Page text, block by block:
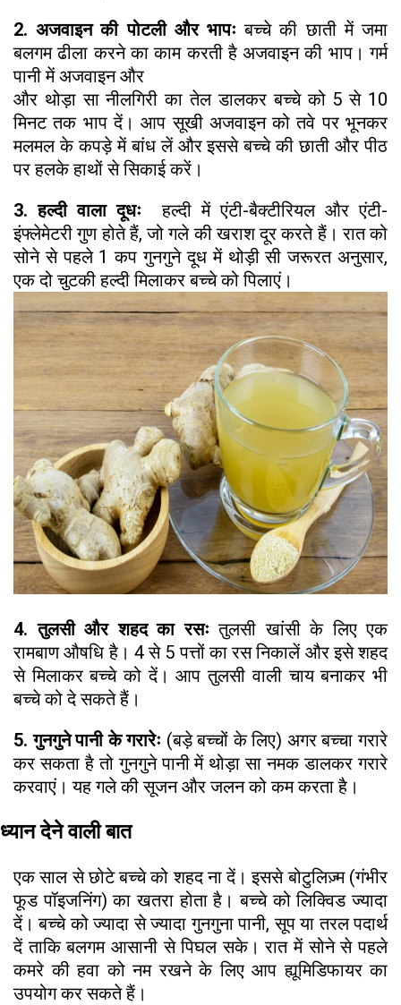
2. अजवाइन की पोटली और भापःबच्चे की छाती में जमा
बलगम ढीला करने का काम करती है अजवाइन की भाप। गर्म
पानी में अजवाइन और
और थोड़ा सा नीलगिरी का तेल डालकर बच्चे को 5 से 10
मिनट तक भाप दें। आप सूखी अजवाइन को तवे पर भूनकर
मलमल के कपड़े में बांध लें और इससे बच्चे की छाती और पीठ
पर हलके हाथों से सिकाई करें।
3. हल्दी वाला दूधः
हल्दी में एंटी-बैक्टीरियल और एंटी-
इंफ्लेमेटरी गुण होते हैं, जो गले की खराश दूर करते हैं। रात को
सोने से पहले 1 कप गुनगुने दूध में थोड़ी सी जरूरत अनुसार,
एक दो चुटकी हल्दी मिलाकर बच्चे को पिलाएं।
4. तुलसी और शहद का रसःतुलसी खांसी के लिए एक
रामबाण औषधि है। 4 से 5 पत्तों का रस निकालें और इसे शहद
से मिलाकर बच्चे को दें। आप तुलसी वाली चाय बनाकर भी
बच्चे को दे सकते हैं।
5. गुनगुने पानी के गरारेः (बड़े बच्चों के लिए) अगर बच्चा गरारे
कर सकता है तो गुनगुने पानी में थोड़ा सा नमक डालकर गरारे
करवाएं। यह गले की सूजन और जलन को कम करता है।
ध्यान देने वाली बात
एक साल से छोटे बच्चे को शहद ना दें। इससे बोटुलिज़्म (गंभीर
फूड पॉइजनिंग) का खतरा होता है। बच्चे को लिक्विड ज्यादा
दें। बच्चे को ज्यादा से ज्यादा गुनगुना पानी, सूप या तरल पदार्थ
दें ताकि बलगम आसानी से पिघल सके। रात में सोने से पहले
कमरे की हवा को नम रखने के लिए आप ह्यूमिडिफायर का
उपयोग कर सकते हैं।